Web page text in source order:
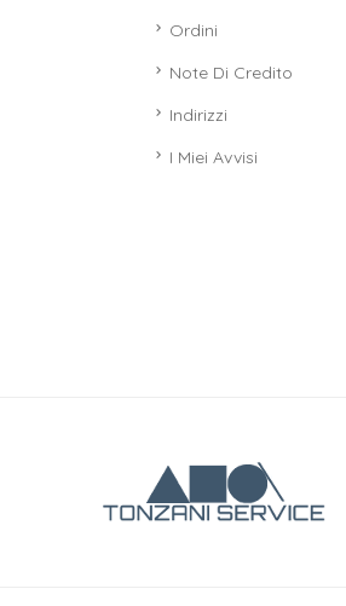
Ordini
Note Di Credito
Indirizzi
I Miei Avvisi